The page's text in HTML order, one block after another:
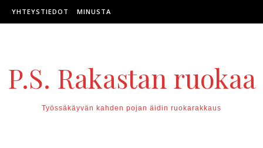
Skip to content
YHTEYSTIEDOT MINUSTA
P.S. Rakastan ruokaa
Työssäkäyvän kahden pojan äidin ruokarakkaus